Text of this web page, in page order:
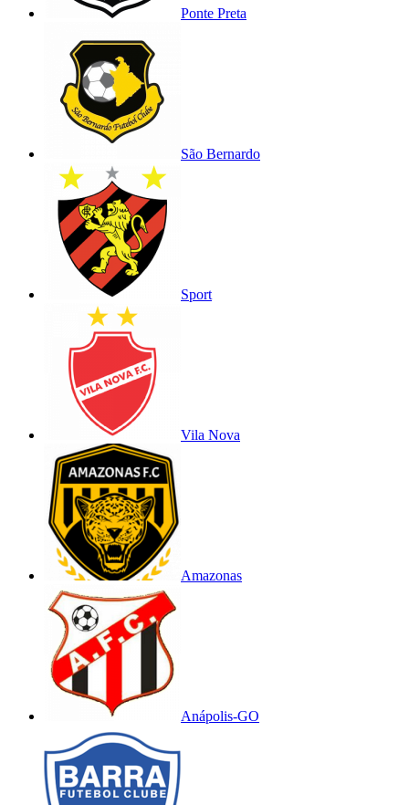
Ponte Preta
São Bernardo
Sport
Vila Nova
Amazonas
Anápolis-GO